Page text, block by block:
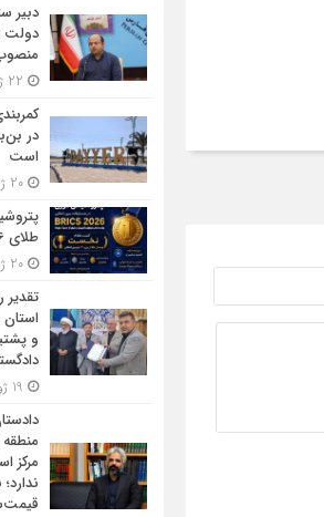
دبیر
دولت
در
است
طلای BRICS 2026 ایستاد
و
مرکز